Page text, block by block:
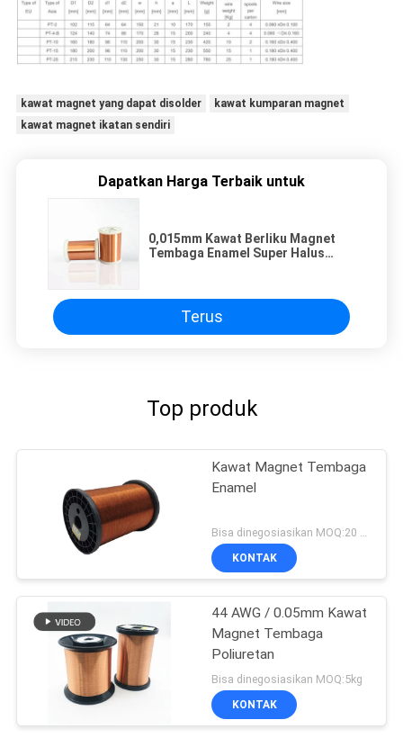
kawat magnet yang dapat disolder
kawat kumparan magnet
kawat magnet ikatan sendiri
Dapatkan Harga Terbaik untuk
0,015mm Kawat Berliku Magnet
Tembaga Enamel Super Halus
Terus
Top produk
Kawat Magnet Tembaga
Enamel
Bisa dinegosiasikan MOQ:20 Kilogram/Kilogram
KONTAK
44 AWG / 0.05mm Kawat
Magnet Tembaga
Poliuretan
Bisa dinegosiasikan MOQ:5kg
KONTAK